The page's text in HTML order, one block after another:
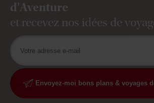
d'Aventure
et recevez nos idées de
Envoyez-moi bons plans & voyages